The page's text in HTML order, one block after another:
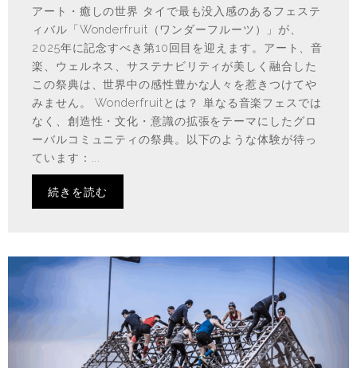
アート・癒しの世界 タイで最も没入感のあるフェステ
ィバル「Wonderfruit（ワンダーフルーツ）」が、
2025年に記念すべき第10回目を迎えます。アート、音
楽、ウェルネス、サステナビリティが美しく融合した
この祭典は、世界中の感性豊かな人々を惹きつけてや
みません。 Wonderfruitとは？ 単なる音楽フェスでは
なく、創造性・文化・意識の拡張をテーマにしたグロ
ーバルコミュニティの祭典。以下のような体験が待っ
ています：...
続きを読む